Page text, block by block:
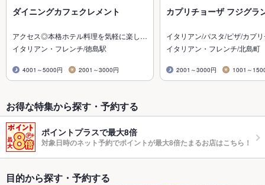
ダイニングカフェクレメント
アクセス◎本格ホテル料理を気軽に楽し…
イタリアン・フレンチ/徳島駅
4001～5000円 2001～3000円
カプリチョーザ フジグラ
イタリアン/パスタ/ピザ/カプ
イタリアン・フレンチ/北島町
2001～3000円 1001～
お得な特集から探す・予約する
ポイントプラスで最大8倍
対象日時のネット予約でポイントが最大8倍たまるお店はこちら！
目的から探す・予約する